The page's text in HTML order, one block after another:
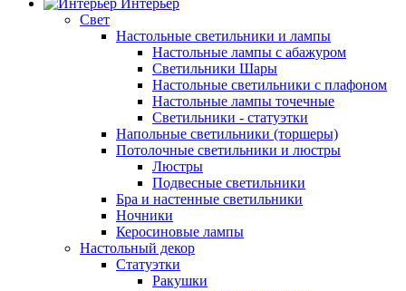
Интерьер
Свет
Настольные светильники и лампы
Настольные лампы с абажуром
Светильники Шары
Настольные светильники с плафоном
Настольные лампы точечные
Светильники - статуэтки
Напольные светильники (торшеры)
Потолочные светильники и люстры
Люстры
Подвесные светильники
Бра и настенные светильники
Ночники
Керосиновые лампы
Настольный декор
Статуэтки
Ракушки